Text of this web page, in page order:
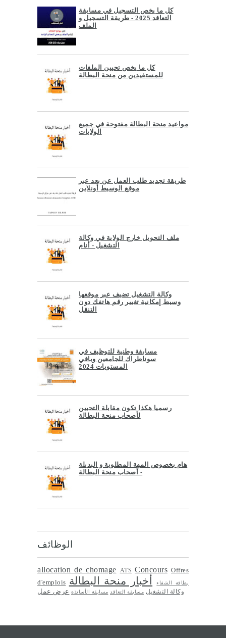
كل ما يخص التسجيل في مسابقة
التعاقد 2025 - طريقة التسجيل و
الملف
كل ما يخص تحيين الملفات
للمستفيدين من منحة البطالة
مواعيد منحة البطالة مفتوحة في جميع
الولايات
طريقة تجديد طلب العمل عن بعد عبر
موقع الوسيط أونلاين
ملف التحويل خارج الولاية في وكالة
التشغيل - أنام
وكالة التشغيل تضيف عبر موقعها
وسيط إمكانية تغيير رقم هاتفك دون
التنقل
مسابقة وطنية للتوظيف في
سوناطراك للجامعين وباقي
المستويات 2024
رسميا هكذا تكون مقابلة التحيين
لأصحاب منحة البطالة
هام بخصوص المهة المطلوبة و البديلة
- أصحاب منحة البطالة
الوظائف
allocation de chomage ATS Concours Offres
d'emplois أخبار منحة البطالة بطاقة الشفاء
عرض عمل مسابقة الأساتذة مسابقة التعاقد وكالة التشغيل